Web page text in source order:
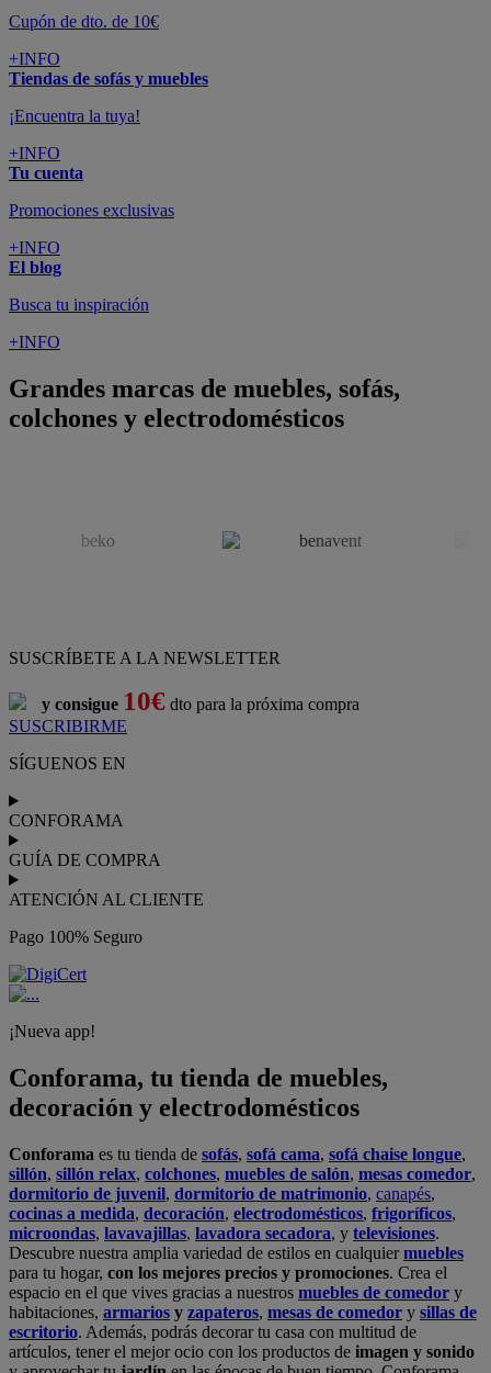
Cupón de dto. de 10€
+INFO
Tiendas de sofás y muebles
¡Encuentra la tuya!
+INFO
Tu cuenta
Promociones exclusivas
+INFO
El blog
Busca tu inspiración
+INFO
Grandes marcas de muebles, sofás,
colchones y electrodomésticos
SUSCRÍBETE A LA NEWSLETTER
y consigue 10€ dto para la próxima compra
SUSCRIBIRME
SÍGUENOS EN
CONFORAMA
GUÍA DE COMPRA
ATENCIÓN AL CLIENTE
Pago 100% Seguro
¡Nueva app!
Conforama, tu tienda de muebles,
decoración y electrodomésticos
Conforama es tu tienda de sofás, sofá cama, sofá chaise longue,
sillón, sillón relax, colchones, muebles de salón, mesas comedor,
dormitorio de juvenil, dormitorio de matrimonio, canapés,
cocinas a medida, decoración, electrodomésticos, frigoríficos,
microondas, lavavajillas, lavadora secadora, y televisiones.
Descubre nuestra amplia variedad de estilos en cualquiermuebles
para tu hogar, con los mejores precios y promociones. Crea el
espacio en el que vives gracias a nuestros muebles de comedor y
habitaciones, armarios y zapateros, mesas de comedor y sillas de
escritorio. Además, podrás decorar tu casa con multitud de
artículos, tener el mejor ocio con los productos de imagen y sonido